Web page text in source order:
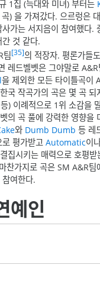
1집 (늑대와 미녀) 부터는
) 을 가져갔다. 으르렁은
가는 서지음이 참여했다.
것 같다.
팀[35]의 적장자. 평론가들
레드벨벳은 그야말로
을 제외한 모든 타이틀곡이
국 작곡가의 곡은 몇 곡
) 이례적으로 1위 소감을
의 곡 풀에 강력한 영향을
와 Dumb Dumb 등 레
로 평가받고Automatic이
집시키는 매력으로 호평받
찬가지로 곡은 SM A&R팀
여한다.
예인